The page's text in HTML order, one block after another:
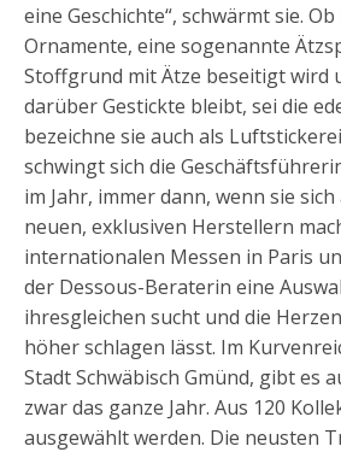
eine Geschichte“, schwärmt sie.
Ornamente, eine sogenannte
Stoffgrund mit Ätze beseitigt wird
darüber Gestickte bleibt, sei die
bezeichne sie auch als
schwingt sich die
im Jahr, immer dann, wenn sie
neuen, exklusiven Herstellern
internationalen Messen in Paris
der Dessous-Beraterin eine
ihresgleichen sucht und die
höher schlagen lässt. Im
Stadt Schwäbisch Gmünd, gibt es
zwar das ganze Jahr. Aus 120
ausgewählt werden. Die neusten